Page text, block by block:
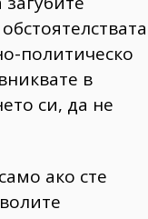
политическо
в
си, да не
ако сте